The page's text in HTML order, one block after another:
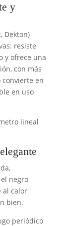
y
Dekton)
resiste
y ofrece una
con más
convierte en
en uso
lineal
negro
al calor
bien.
periódico